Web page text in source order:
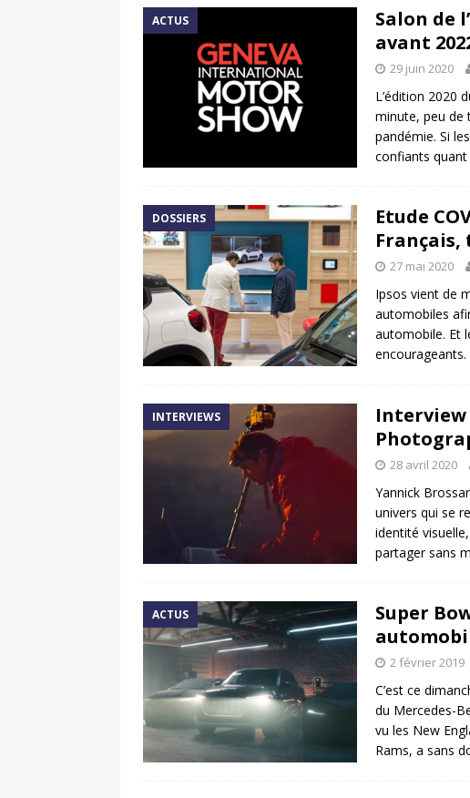
ACTUS
Salon de
avant
29 juin 2020
L’édition 2020
minute, peu de
pandémie. Si
confiants
DOSSIERS
Etude
27 mai 2020
Ipsos vient de
automobiles
automobile. Et
encourageants.
INTERVIEWS
Interview
28 avril 2020
Yannick
univers qui se
identité
partager sans
ACTUS
Super
2 février 2019
C’est ce
du Mercedes-
vu les New
Rams, a sans